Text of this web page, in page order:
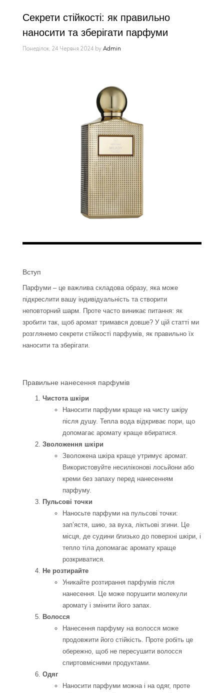
Секрети стійкості: як правильно
наносити та зберігати парфуми
Понеділок, 24 Червня 2024 by Admin
Вступ
Парфуми – це важлива складова образу, яка може
підкреслити вашу індивідуальність та створити
неповторний шарм. Проте часто виникає питання: як
зробити так, щоб аромат тримався довше? У цій статті ми
розглянемо секрети стійкості парфумів, як правильно їх
наносити та зберігати.
Правильне нанесення парфумів
Чистота шкіри
Наносити парфуми краще на чисту шкіру
після душу. Тепла вода відкриває пори, що
допомагає аромату краще вбиратися.
Зволоження шкіри
Зволожена шкіра краще утримує аромат.
Використовуйте несиліконові лосьйони або
креми без запаху перед нанесенням
парфуму.
Пульсові точки
Наносьте парфуми на пульсові точки:
зап’ястя, шию, за вуха, ліктьові згини. Це
місця, де судини близько до поверхні шкіри, і
тепло тіла допомагає аромату краще
розкриватися.
Не розтирайте
Уникайте розтирання парфумів після
нанесення. Це може порушити молекули
аромату і змінити його запах.
Волосся
Нанесення парфуму на волосся може
продовжити його стійкість. Проте робіть це
обережно, щоб не пересушити волосся
спиртовмісними продуктами.
Одяг
Наносити парфуми можна і на одяг, проте